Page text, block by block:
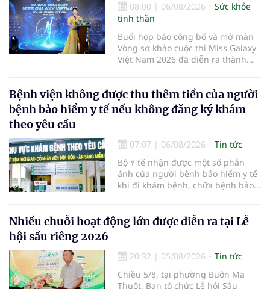
08:00 | 06/08/2026
Sức khỏe
tinh thần
Buổi họp báo công bố và mở màn
Vòng sơ khảo cuộc thi Miss Galaxy
Việt Nam 2026 đã diễn ra thành
sắc quy mô, khác biệt và tiên
phong – nơi tôn vinh vẻ đẹp thời
đại mới kết hợp giữa Tri thức, Bản
Bệnh viện không được thu thêm tiền của người
bệnh bảo hiểm y tế nếu không đăng ký khám
theo yêu cầu
07:07 | 06/08/2026
Tin tức
Bộ Y tế nhận được một số phản
ánh của người bệnh bảo hiểm y tế
khi đi khám bệnh, chữa bệnh bảo
bệnh, chữa bệnh theo yêu cầu
nhưng vẫn phải nộp thêm các chi
phần cùng chi trả.
Nhiều chuỗi hoạt động lớn được diễn ra tại Lễ
hội sầu riêng 2026
20:32 | 05/08/2026
Tin tức
Chiều 5/8, tại phường Buôn Ma
Thuột, Ban tổ chức Lễ hội Sầu